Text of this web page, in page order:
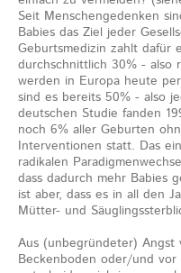
Seit Menschengedenken
Babies das Ziel jeder
Geburtsmedizin zahlt dafür
durchschnittlich 30% -
werden in Europa heute
sind es bereits 50% - also
deutschen Studie fanden
noch 6% aller Geburten
Interventionen statt. Das
radikalen
dass dadurch mehr Babies
ist aber, dass es in all den
Mütter- und
Aus (unbegründeter)
Beckenboden oder/und vor